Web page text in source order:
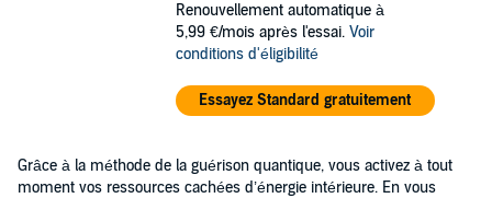
Renouvellement automatique à
5,99 €/mois après l'essai. Voir
conditions d'éligibilité
Essayez Standard gratuitement
Grâce à la méthode de la guérison quantique, vous activez à tout
moment vos ressources cachées d’énergie intérieure. En vous